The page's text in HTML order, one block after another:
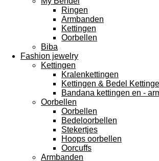
Ringen
Armbanden
Kettingen
Oorbellen
Biba
Fashion jewelry
Kettingen
Kralenkettingen
Kettingen & Bedel
Bandana kettingen en -
Oorbellen
Oorbellen
Bedeloorbellen
Stekertjes
Hoops oorbellen
Oorcuffs
Armbanden